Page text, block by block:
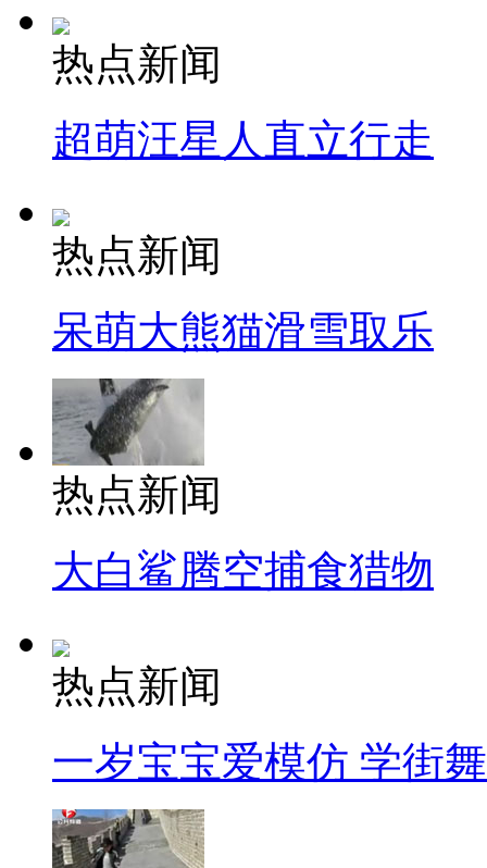
热点新闻
超萌汪星人直立行走
热点新闻
呆萌大熊猫滑雪取乐
热点新闻
大白鲨腾空捕食猎物
热点新闻
一岁宝宝爱模仿 学街